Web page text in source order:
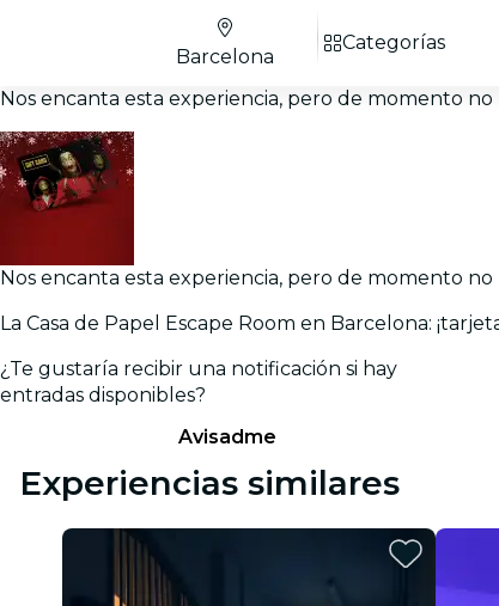
Barcelona
Categorías
Nos encanta esta experiencia, pero de momento no
Nos encanta esta experiencia, pero de momento no
La Casa de Papel Escape Room en Barcelona:
¿Te gustaría recibir una notificación si hay
entradas disponibles?
Avisadme
Experiencias similares